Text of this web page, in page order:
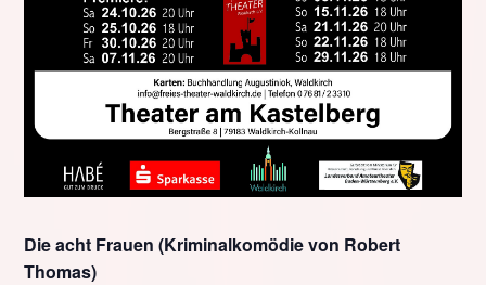
Die acht Frauen (Kriminalkomödie von Robert
Thomas)